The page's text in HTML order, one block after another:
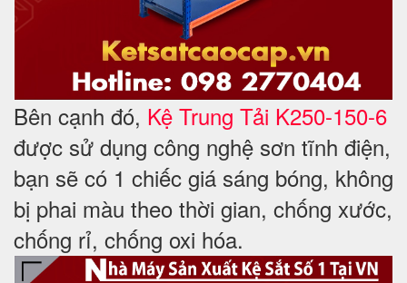
Bên cạnh đó, Kệ Trung Tải K250-150-6
được sử dụng công nghệ sơn tĩnh điện,
bạn sẽ có 1 chiếc giá sáng bóng, không
bị phai màu theo thời gian, chống xước,
chống rỉ, chống oxi hóa.